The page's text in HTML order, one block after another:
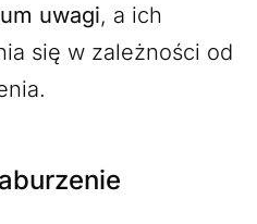
uwagi, a ich
się w zależności od